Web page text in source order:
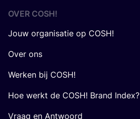
OVER COSH!
Jouw organisatie op COSH!
Over ons
Werken bij COSH!
Hoe werkt de COSH! Brand Index?
Vraag en Antwoord